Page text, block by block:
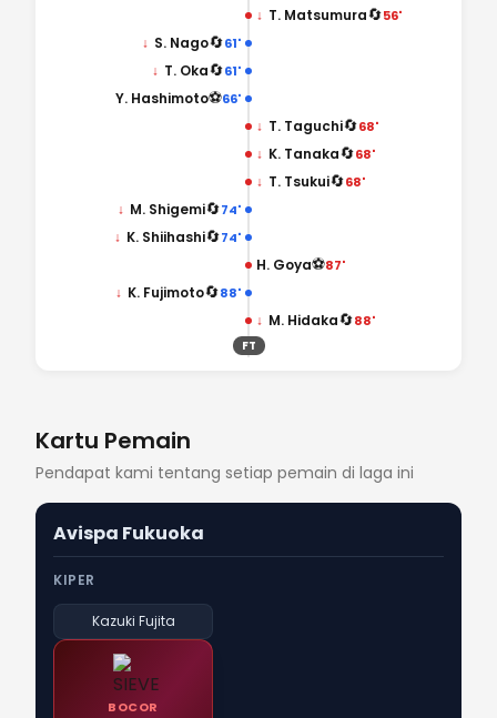
↓ T. Matsumura🔄56'
61'
🔄
↓ S. Nago
61'
🔄
↓ T. Oka
66'
⚽
Y. Hashimoto
↓ T. Taguchi🔄68'
↓ K. Tanaka🔄68'
↓ T. Tsukui🔄68'
74'
🔄
↓ M. Shigemi
74'
🔄
↓ K. Shiihashi
H. Goya⚽87'
88'
🔄
↓ K. Fujimoto
↓ M. Hidaka🔄88'
FT
Kartu Pemain
Pendapat kami tentang setiap pemain di laga ini
Avispa Fukuoka
KIPER
Kazuki Fujita
BOCOR